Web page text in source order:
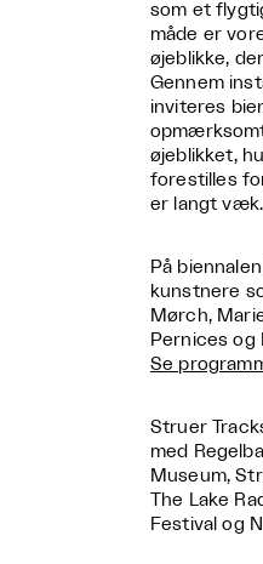
som et
måde er
øjeblikke,
Gennem
inviteres
øjeblikket,
forestilles
er langt væk.
På
kunstnere
Mørch,
Pernices og
Se
Struer
med
Museum,
The Lake
Festival og